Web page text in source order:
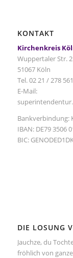
KONTAKT
Kirchenkreis
Wuppertaler Str.
51067 Köln
Tel. 02 21 / 278
E-Mail:
Bankverbindung:
IBAN: DE79 3506
BIC:
DIE LOSUNG
Jauchze, du
fröhlich von